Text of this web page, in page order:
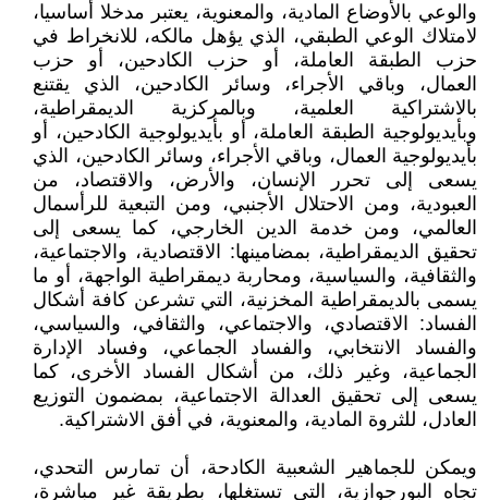
والوعي بالأوضاع المادية، والمعنوية، يعتبر مدخلا أساسيا،
لامتلاك الوعي الطبقي، الذي يؤهل مالكه، للانخراط في
حزب الطبقة العاملة، أو حزب الكادحين، أو حزب
العمال، وباقي الأجراء، وسائر الكادحين، الذي يقتنع
بالاشتراكية العلمية، وبالمركزية الديمقراطية،
وبأيديولوجية الطبقة العاملة، أو بأيديولوجية الكادحين، أو
بأيديولوجية العمال، وباقي الأجراء، وسائر الكادحين، الذي
يسعى إلى تحرر الإنسان، والأرض، والاقتصاد، من
العبودية، ومن الاحتلال الأجنبي، ومن التبعية للرأسمال
العالمي، ومن خدمة الدين الخارجي، كما يسعى إلى
تحقيق الديمقراطية، بمضامينها: الاقتصادية، والاجتماعية،
والثقافية، والسياسية، ومحاربة ديمقراطية الواجهة، أو ما
يسمى بالديمقراطية المخزنية، التي تشرعن كافة أشكال
الفساد: الاقتصادي، والاجتماعي، والثقافي، والسياسي،
والفساد الانتخابي، والفساد الجماعي، وفساد الإدارة
الجماعية، وغير ذلك، من أشكال الفساد الأخرى، كما
يسعى إلى تحقيق العدالة الاجتماعية، بمضمون التوزيع
العادل، للثروة المادية، والمعنوية، في أفق الاشتراكية.
ويمكن للجماهير الشعبية الكادحة، أن تمارس التحدي،
تجاه البورجوازية، التي تستغلها، بطريقة غير مباشرة،